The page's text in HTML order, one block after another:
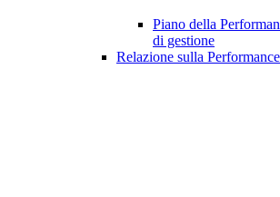
Piano della
di gestione
Relazione sulla Performance